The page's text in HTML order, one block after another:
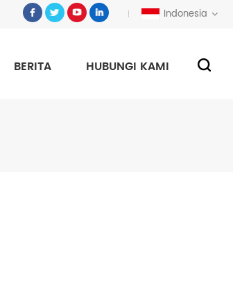
Indonesia
BERITA HUBUNGI KAMI